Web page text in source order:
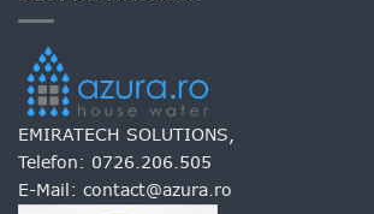
EMIRATECH SOLUTIONS,
Telefon: 0726.206.505
E-Mail: contact@azura.ro